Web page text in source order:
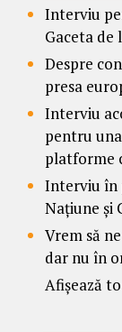
Interviu
Gaceta de
Despre
presa
Interviu
pentru
platforme
Interviu în
Națiune și
Vrem să
dar nu în
Afișează